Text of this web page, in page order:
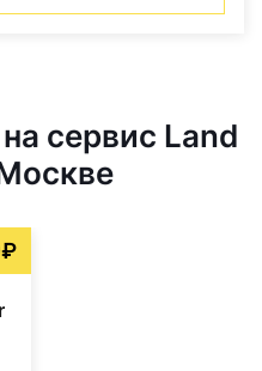
сервис Land